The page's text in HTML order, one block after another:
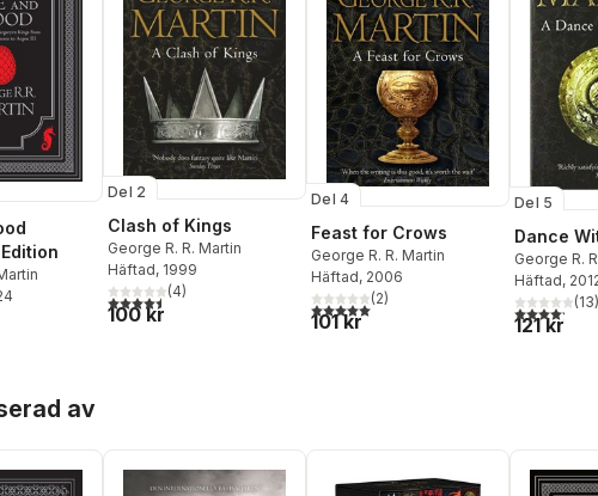
Totalt antal röster:
Del 2
Clash of Kings
George R. R. Martin
Häftad, 1999
4,5utav 5 stjärnor. Totalt antal röster:
(4)
100 kr
Del 4
Feast for Crows
George R. R. Martin
Häftad, 2006
5,0utav 5 stjärnor. Totalt antal röster:
(2)
101 kr
Del 5
Dance
George R.
Häftad,
4,2utav 5(13)
121 kr
av